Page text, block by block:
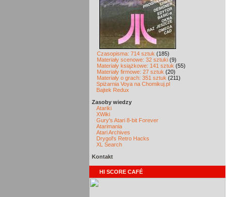
Czasopisma: 714 sztuk (185)
Materiały scenowe: 32 sztuki (9)
Materiały książkowe: 141 sztuk (55)
Materiały firmowe: 27 sztuk (20)
Materiały o grach: 351 sztuk (211)
Spiżarnia Voya na Chomikuj.pl
Bajtek Redux
Zasoby wiedzy
Atariki
XWiki
Gury's Atari 8-bit Forever
Atarimania
Atari Archives
Drygol's Retro Hacks
XL Search
Kontakt
HI SCORE CAFÉ